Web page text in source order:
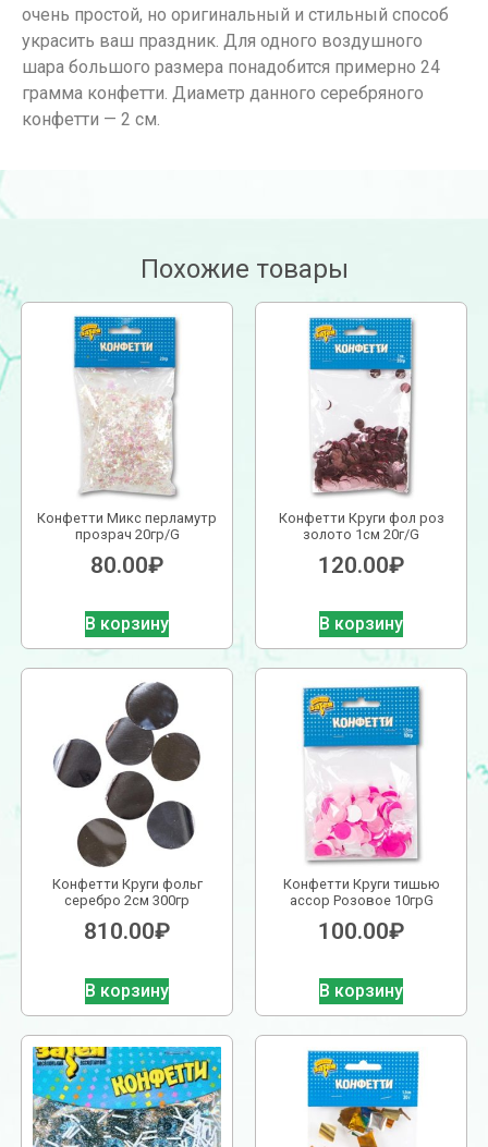
очень простой, но оригинальный и стильный способ
украсить ваш праздник. Для одного воздушного
шара большого размера понадобится примерно 24
грамма конфетти. Диаметр данного серебряного
конфетти — 2 см.
Похожие товары
Конфетти Микс перламутр
прозрач 20гр/G
80.00₽
В корзину
Конфетти Круги фол роз
золото 1см 20г/G
120.00₽
В корзину
Конфетти Круги фольг
серебро 2см 300гр
810.00₽
В корзину
Конфетти Круги тишью
ассор Розовое 10грG
100.00₽
В корзину